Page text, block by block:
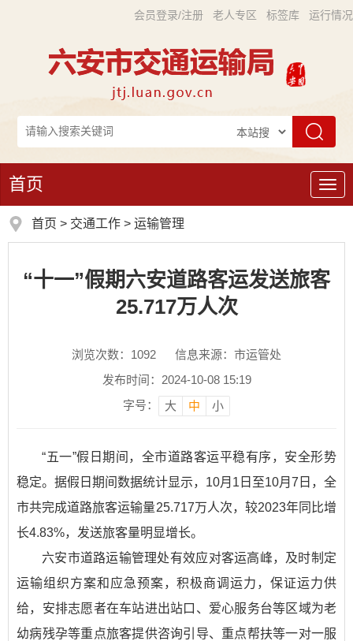
会员登录/注册 老人专区 标签库 运行情况
导
航
首页
首页 > 交通工作 > 运输管理
“十一”假期六安道路客运发送旅客
25.717万人次
浏览次数： 1092
信息来源：市运管处
发布时间：2024-10-08 15:19
字号：
大 中 小
“五一”假日期间，全市道路客运平稳有序，安全形势
稳定。据假日期间数据统计显示，10月1日至10月7日，全
市共完成道路旅客运输量25.717万人次，较2023年同比增
长4.83%，发送旅客量明显增长。
六安市道路运输管理处有效应对客运高峰，及时制定
运输组织方案和应急预案，积极商调运力，保证运力供
给，安排志愿者在车站进出站口、爱心服务台等区域为老
幼病残孕等重点旅客提供咨询引导、重点帮扶等一对一服